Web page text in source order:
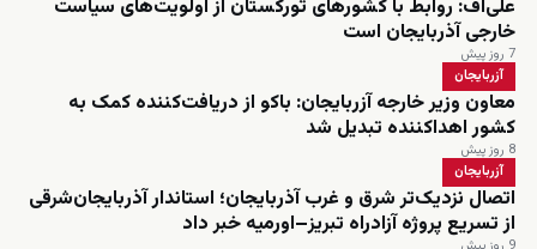
علی‌اف: روابط با کشورهای تورکستان از اولویت‌های سیاست
خارجی آذربایجان است
7 روز پیش
آزربایجان
معاون وزیر خارجه آزربایجان: باکو از دریافت‌کننده کمک به
کشور اهداکننده تبدیل شد
8 روز پیش
آزربایجان
اتصال نزدیک‌تر شرق و غرب آذربایجان؛ استاندار آذربایجان‌شرقی
از تسریع پروژه آزادراه تبریز–اورمیه خبر داد